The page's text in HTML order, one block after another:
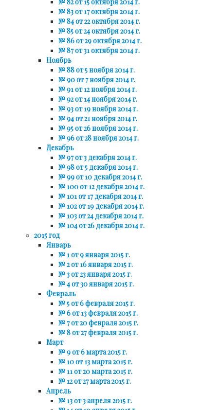
№ 83 от 17 октября 2014 г.
№ 84 от 22 октября 2014 г.
№ 85 от 24 октября 2014 г.
№ 86 от 29 октября 2014 г.
№ 87 от 31 октября 2014 г.
Ноябрь
№ 88 от 5 ноября 2014 г.
№ 90 от 7 ноября 2014 г.
№ 91 от 12 ноября 2014 г.
№ 92 от 14 ноября 2014 г.
№ 93 от 19 ноября 2014 г.
№ 94 от 21 ноября 2014 г.
№ 95 от 26 ноября 2014 г.
№ 96 от 28 ноября 2014 г.
Декабрь
№ 97 от 3 декабря 2014 г.
№ 98 от 5 декабря 2014 г.
№ 99 от 10 декабря 2014 г.
№ 100 от 12 декабря 2014 г.
№ 101 от 17 декабря 2014 г.
№ 102 от 19 декабря 2014 г.
№ 103 от 24 декабря 2014 г.
№ 104 от 26 декабря 2014 г.
2015 год
Январь
№ 1 от 9 января 2015 г.
№ 2 от 16 января 2015 г.
№ 3 от 23 января 2015 г.
№ 4 от 30 января 2015 г.
Февраль
№ 5 от 6 февраля 2015 г.
№ 6 от 13 февраля 2015 г.
№ 7 от 20 февраля 2015 г.
№ 8 от 27 февраля 2015 г.
Март
№ 9 от 6 марта 2015 г.
№ 10 от 13 марта 2015 г.
№ 11 от 20 марта 2015 г.
№ 12 от 27 марта 2015 г.
Апрель
№ 13 от 3 апреля 2015 г.